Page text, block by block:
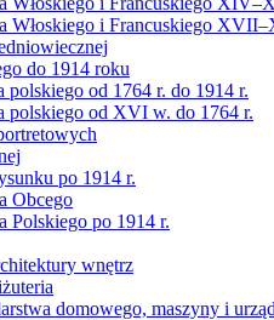
Włoskiego i Francuskiego
do 1914 roku
polskiego od 1764 r. do 1914 r.
polskiego od XVI w. do 1764 r.
po 1914 r.
Obcego
Polskiego po 1914 r.
wnętrz
domowego, maszyny i